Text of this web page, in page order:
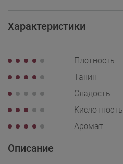
Характеристики
Плотность
Танин
Сладость
Кислотность
Аромат
Описание